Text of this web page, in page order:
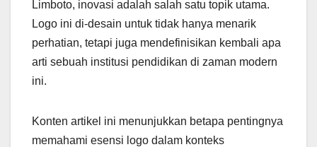
Limboto, inovasi adalah salah satu topik utama.
Logo ini di-desain untuk tidak hanya menarik
perhatian, tetapi juga mendefinisikan kembali apa
arti sebuah institusi pendidikan di zaman modern
ini.
Konten artikel ini menunjukkan betapa pentingnya
memahami esensi logo dalam konteks